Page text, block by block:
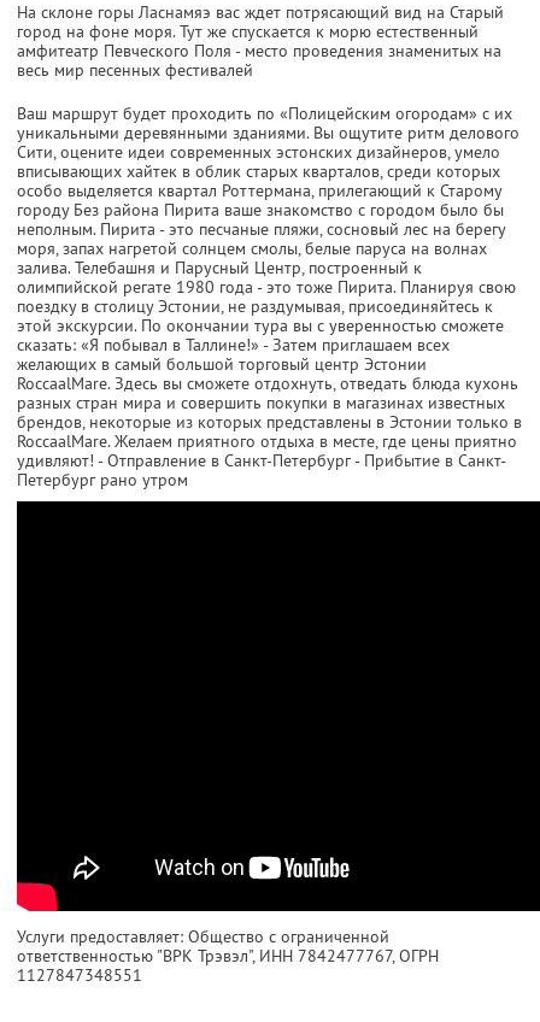
На склоне горы Ласнамяэ вас ждет потрясающий вид на Старый
город на фоне моря. Тут же спускается к морю естественный
амфитеатр Певческого Поля - место проведения знаменитых на
весь мир песенных фестивалей
Ваш маршрут будет проходить по «Полицейским огородам» с их
уникальными деревянными зданиями. Вы ощутите ритм делового
Сити, оцените идеи современных эстонских дизайнеров, умело
вписывающих хайтек в облик старых кварталов, среди которых
особо выделяется квартал Роттермана, прилегающий к Старому
городу Без района Пирита ваше знакомство с городом было бы
неполным. Пирита - это песчаные пляжи, сосновый лес на берегу
моря, запах нагретой солнцем смолы, белые паруса на волнах
залива. Телебашня и Парусный Центр, построенный к
олимпийской регате 1980 года - это тоже Пирита. Планируя свою
поездку в столицу Эстонии, не раздумывая, присоединяйтесь к
этой экскурсии. По окончании тура вы с уверенностью сможете
сказать: «Я побывал в Таллине!» - Затем приглашаем всех
желающих в самый большой торговый центр Эстонии
RoccaalMare. Здесь вы сможете отдохнуть, отведать блюда кухонь
разных стран мира и совершить покупки в магазинах известных
брендов, некоторые из которых представлены в Эстонии только в
RoccaalMare. Желаем приятного отдыха в месте, где цены приятно
удивляют! - Отправление в Санкт-Петербург - Прибытие в Санкт-
Петербург рано утром
Услуги предоставляет: Общество с ограниченной
ответственностью "ВРК Трэвэл", ИНН 7842477767, ОГРН
1127847348551